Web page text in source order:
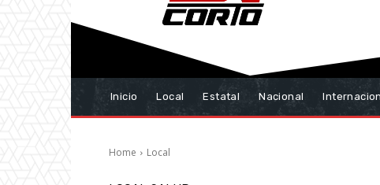
Inicio Local Estatal Nacional
Home Local